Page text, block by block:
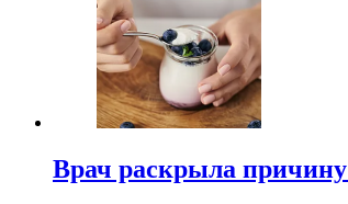
Врач раскрыла